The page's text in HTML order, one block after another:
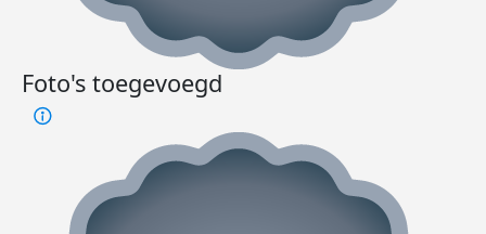
Foto's toegevoegd